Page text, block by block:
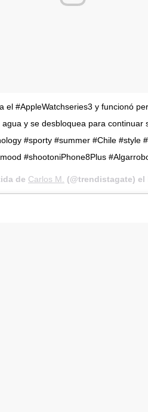
el #AppleWatchseries3 y funcionó
agua y se desbloquea para
#sporty #summer #Chile #style
#shootoniPhone8Plus
de Carlos M. (@trendistagate) el